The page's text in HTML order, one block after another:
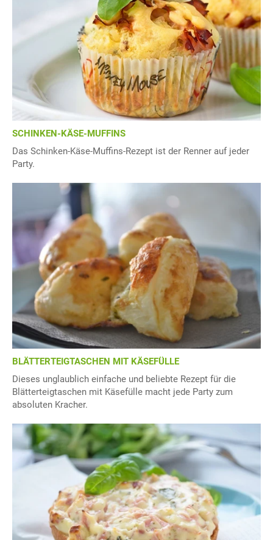
SCHINKEN-KÄSE-MUFFINS
Das Schinken-Käse-Muffins-Rezept ist der Renner auf jeder
Party.
BLÄTTERTEIGTASCHEN MIT KÄSEFÜLLE
Dieses unglaublich einfache und beliebte Rezept für die
Blätterteigtaschen mit Käsefülle macht jede Party zum
absoluten Kracher.